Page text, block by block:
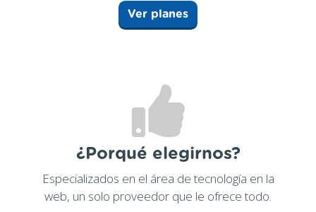
Ver planes
¿Porqué elegirnos?
Especializados en el área de tecnología en la
web, un solo proveedor que le ofrece todo.